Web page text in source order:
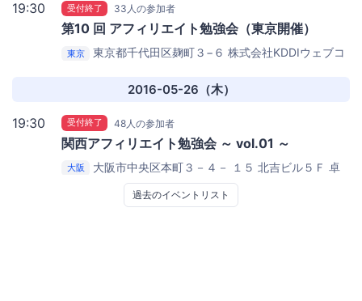
19:30 受付終了 33人の参加者
第10 回 アフィリエイト勉強会（東京開催）
東京
東京都千代田区麹町３−６ 株式会社KDDIウェブコ
2016-05-26（木）
19:30 受付終了 48人の参加者
関西アフィリエイト勉強会 ～ vol.01 ～
大阪 大阪市中央区本町３－４－ １５ 北吉ビル５Ｆ 卓
球バー ラウンジ Palette（パレット）
過去のイベントリスト